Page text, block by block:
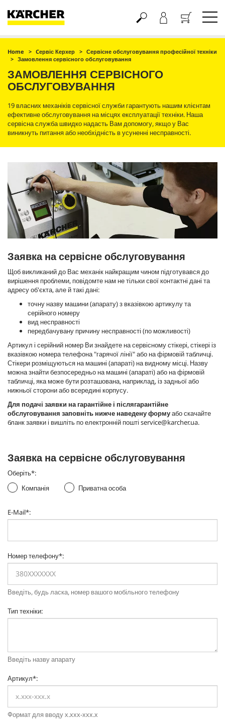
Кошик
Home Cервіс Керхер
Сервісне обслуговування професійної техніки
Замовлення сервісного обслуговування
ЗАМОВЛЕННЯ СЕРВІСНОГО
ОБСЛУГОВУВАННЯ
19 власних механіків сервісної служби гарантують нашим клієнтам
ефективне обслуговування на місцях експлуатації техніки. Наша
сервісна служба швидко надасть Вам допомогу, якщо у Вас
виникнуть питання або необхідність в усуненні несправності.
Заявка на сервісне обслуговування
Щоб викликаний до Вас механік найкращим чином підготувався до
вирішення проблеми, повідомте нам не тільки свої контактні дані та
адресу об'єкта, але й такі дані:
точну назву машини (апарату) з вказівкою артикулу та
серійного номеру
вид несправності
передбачувану причину несправності (по можливості)
Артикул і серійний номер Ви знайдете на сервісному стікері, стікері із
вказівкою номера телефона "гарячої лінії" або на фірмовій табличці.
Стікери розміщуються на машині (апараті) на видному місці. Назву
можна знайти безпосередньо на машині (апараті) або на фірмовій
табличці, яка може бути розташована, наприклад, із задньої або
нижньої сторони або всередині корпусу.
Для подачі заявки на гарантійне і післягарантійне
обслуговування заповніть нижче наведену формуабо скачайте
бланк заявки і вишліть по електронній пошті service@karcher.ua.
Заявка на сервісне обслуговування
Оберіть*:
Компанія
Приватна особа
E-Mail*:
Номер телефону*:
Введіть, будь ласка, номер вашого мобільного телефону
Тип техніки:
Введіть назву апарату
Артикул*:
Формат для вводу х.ххх-ххх.х